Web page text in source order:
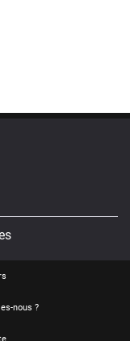
nous ?